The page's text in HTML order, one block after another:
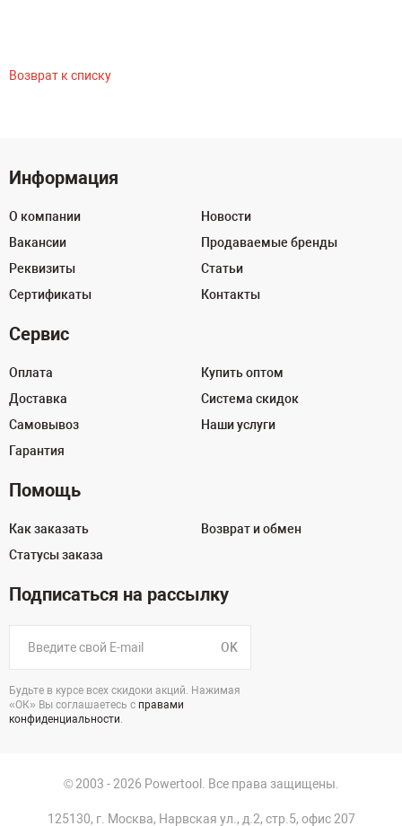
Возврат к списку
Информация
О компании
Вакансии
Реквизиты
Сертификаты
Новости
Продаваемые бренды
Статьи
Контакты
Сервис
Оплата
Доставка
Самовывоз
Гарантия
Купить оптом
Система скидок
Наши услуги
Помощь
Как заказать
Статусы заказа
Возврат и обмен
Подписаться на рассылку
OK
Будьте в курсе всех скидоки акций. Нажимая
«ОК» Вы соглашаетесь с правами
конфиденциальности.
© 2003 - 2026 Powertool. Все права защищены.
125130, г. Москва, Нарвская ул., д.2, стр.5, офис 207